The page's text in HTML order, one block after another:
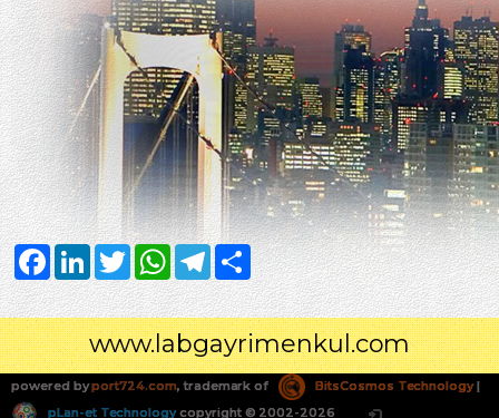
FacebookLinkedInTwitterWhatsAppTelegramShare
www.labgayrimenkul.com
powered byport724.com, trademark of BitsCosmos Technology|
pLan-et Technologycopyright © 2002-2026